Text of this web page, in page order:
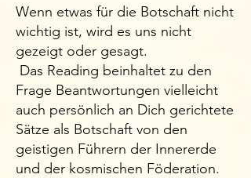
Wenn etwas für die Botschaft nicht
wichtig ist, wird es uns nicht
gezeigt oder gesagt.
Das Reading beinhaltet zu den
Frage Beantwortungen vielleicht
auch persönlich an Dich gerichtete
Sätze als Botschaft von den
geistigen Führern der Innererde
und der kosmischen Föderation.